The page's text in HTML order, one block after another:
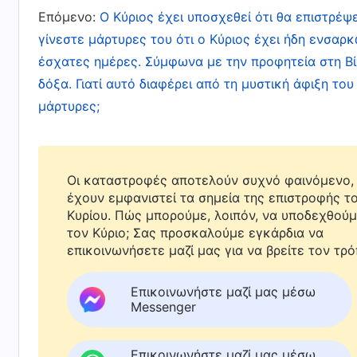
κατηγορήσουμε τον Θεό. Θα πρέπει να
ποιες πτυχές δεν έχουμε πράξει σωστά.
αποδέχτηκες τον Κύριο Ιησού; Μήπως ο
εμφανίστηκε σ’ εσένα; Δεν έκανε τίποτα από
κήρυξαν το ευαγγέλιο και έγιναν μάρτυρες
του Θεού. Τώρα που κάποιος έχει γίνει
γεγονότος ότι ο Θεός έχει καταφτάσει για
ενδιαφέρον του Θεού για σένα. Έτσι δεν θα
οποίο ένας πιστός θα έπρεπε να το
Θεού, μην υπερεκτιμάς τον εαυτό σου, μη
να παράσχει αποκαλύψεις σ’ εμένα. Θα
και δεν το αποκαλύψει σ’ εμένα, τότε δεν
άνθρωποι είναι αυτοί; Τι λάθη έχουν κάνει;
Επόμενο: Ο Κύριος έχει υποσχεθεί ότι θα
γίνεστε μάρτυρες του ότι ο Κύριος έχει ήδη
έσχατες ημέρες. Σύμφωνα με την προφητεία στη
δόξα. Γιατί αυτό διαφέρει από τη μυστική άφιξη
μάρτυρες;
Οι καταστροφές αποτελούν συχνό φαινόμενο,
έχουν εμφανιστεί τα σημεία της επιστροφής
Κυρίου. Πώς μπορούμε, λοιπόν, να
τον Κύριο; Σας προσκαλούμε εγκάρδια να
επικοινωνήσετε μαζί μας για να βρείτε τον
Επικοινωνήστε μαζί μας μέσω
Messenger